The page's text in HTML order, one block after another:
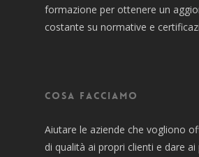
formazione per ottenere un
costante su normative e
Cosa facciamo
Aiutare le aziende che vogliono
di qualità ai propri clienti e dare ai